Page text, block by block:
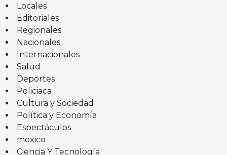
Locales
Editoriales
Regionales
Nacionales
Internacionales
Salud
Deportes
Policiaca
Cultura y Sociedad
Política y Economía
Espectáculos
mexico
Ciencia Y Tecnología